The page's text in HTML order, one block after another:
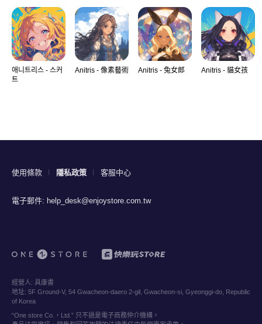
애니트리스 - 스커
트
Anitris - 像素藝術 Anitris - 兔女郎 Anitris - 貓女孩
使用條款 隱私政策 客服中心
電子郵件: help_desk@enjoystore.com.tw
經營人: 具康書
地址: 5F Ground-V, 54 Gwacheon-daero 2-gil, Gwacheon-si, Gyeonggi-do, Republic
of Korea
“One store Co.，Ltd.” 只不過是電子商務仲介機構。